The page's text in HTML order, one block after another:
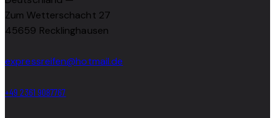
Zum Wetterschacht 27
45659 Recklinghausen
expressreifen@hotmail.de
+49 2361 9087767